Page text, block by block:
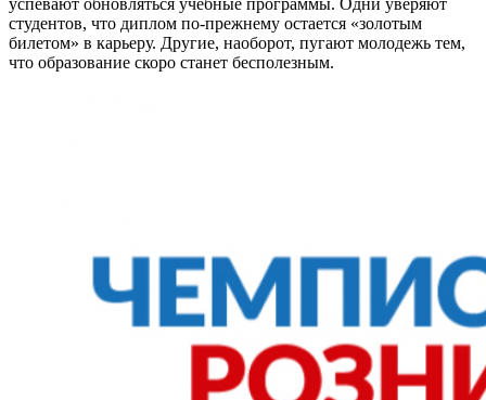
успевают обновляться учебные программы. Одни уверяют
студентов, что диплом по-прежнему остается «золотым
билетом» в карьеру. Другие, наоборот, пугают молодежь тем,
что образование скоро станет бесполезным.